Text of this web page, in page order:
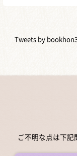
Tweets by
ご不明な点は下記